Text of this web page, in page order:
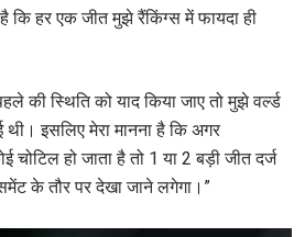
हर एक जीत मुझे रैंकिंग्स में फायदा ही
की स्थिति को याद किया जाए तो मुझे वर्ल्ड
इसलिए मेरा मानना है कि अगर
चोटिल हो जाता है तो 1 या 2 बड़ी जीत दर्ज
के तौर पर देखा जाने लगेगा।”